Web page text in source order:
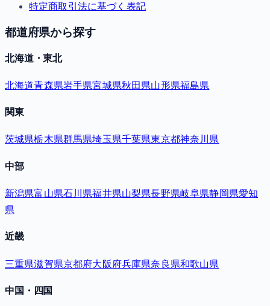
特定商取引法に基づく表記
都道府県から探す
北海道・東北
北海道青森県岩手県宮城県秋田県山形県福島県
関東
茨城県栃木県群馬県埼玉県千葉県東京都神奈川県
中部
新潟県富山県石川県福井県山梨県長野県岐阜県静岡県愛知
県
近畿
三重県滋賀県京都府大阪府兵庫県奈良県和歌山県
中国・四国